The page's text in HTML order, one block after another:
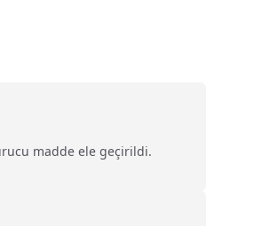
madde ele geçirildi.